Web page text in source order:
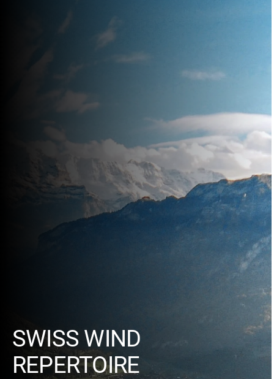
SWISS WIND
REPERTOIRE